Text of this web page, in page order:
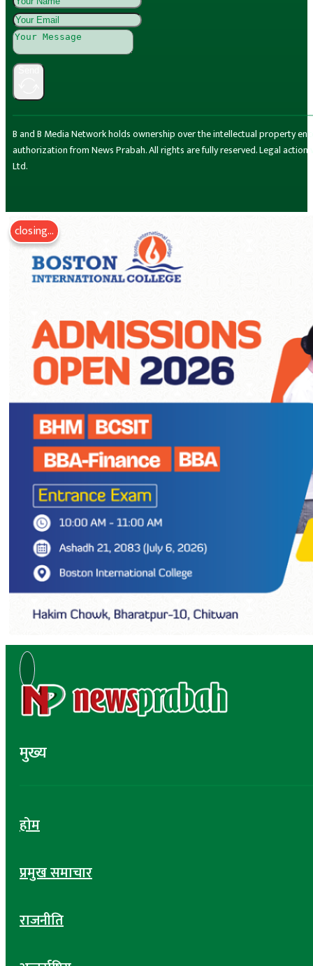
B and B Media Network holds ownership over the intellectual property
authorization from News Prabah. All rights are fully reserved. Legal
Ltd.
closing...
मुख्य
होम
प्रमुख समाचार
राजनीति